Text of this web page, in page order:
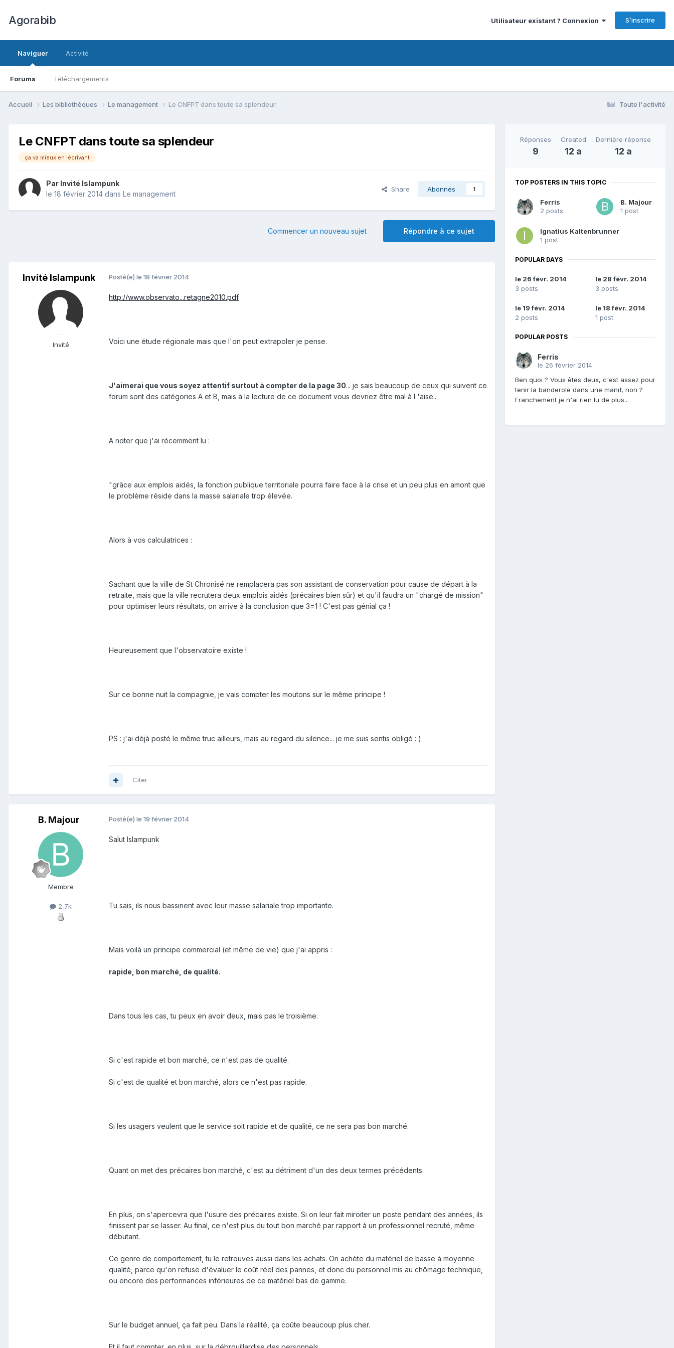
Agorabib Utilisateur existant ? Connexion S’inscrire
Naviguer
Forums Téléchargements
Activité
Toute l'activité
Accueil Les bibliothèques Le management Le CNFPT dans toute sa splendeur
Le CNFPT dans toute sa splendeur
ça va mieux en lécrivant
Par Invité Islampunk
le 18 février 2014 dans Le management
Share Abonnés 1
Répondre à ce sujet
Commencer un nouveau sujet
Invité Islampunk
Invité
Posté(e) le 18 février 2014
http://www.observato...retagne2010.pdf
Voici une étude régionale mais que l'on peut extrapoler je pense.
J'aimerai que vous soyez attentif surtout à compter de la page 30... je sais beaucoup de ceux qui suivent ce
forum sont des catégories A et B, mais à la lecture de ce document vous devriez être mal à l 'aise...
A noter que j'ai récemment lu :
"grâce aux emplois aidés, la fonction publique territoriale pourra faire face à la crise et un peu plus en amont que
le problème réside dans la masse salariale trop élevée.
Alors à vos calculatrices :
Sachant que la ville de St Chronisé ne remplacera pas son assistant de conservation pour cause de départ à la
retraite, mais que la ville recrutera deux emplois aidés (précaires bien sûr) et qu'il faudra un "chargé de mission"
pour optimiser leurs résultats, on arrive à la conclusion que 3=1 ! C'est pas génial ça !
Heureusement que l'observatoire existe !
Sur ce bonne nuit la compagnie, je vais compter les moutons sur le même principe !
PS : j'ai déjà posté le même truc ailleurs, mais au regard du silence... je me suis sentis obligé : )
Citer
B. Majour
Membre
2,7k
Posté(e) le 19 février 2014
Salut Islampunk
Tu sais, ils nous bassinent avec leur masse salariale trop importante.
Mais voilà un principe commercial (et même de vie) que j'ai appris :
rapide, bon marché, de qualité.
Dans tous les cas, tu peux en avoir deux, mais pas le troisième.
Si c'est rapide et bon marché, ce n'est pas de qualité.
Si c'est de qualité et bon marché, alors ce n'est pas rapide.
Si les usagers veulent que le service soit rapide et de qualité, ce ne sera pas bon marché.
Quant on met des précaires bon marché, c'est au détriment d'un des deux termes précédents.
En plus, on s'apercevra que l'usure des précaires existe. Si on leur fait miroiter un poste pendant des années, ils
finissent par se lasser. Au final, ce n'est plus du tout bon marché par rapport à un professionnel recruté, même
débutant.
Ce genre de comportement, tu le retrouves aussi dans les achats. On achète du matériel de basse à moyenne
qualité, parce qu'on refuse d'évaluer le coût réel des pannes, et donc du personnel mis au chômage technique,
ou encore des performances inférieures de ce matériel bas de gamme.
Sur le budget annuel, ça fait peu. Dans la réalité, ça coûte beaucoup plus cher.
Réponses
9
Created
12 a
Dernière réponse
12 a
TOP POSTERS IN THIS TOPIC
Ferris
2 posts
B. Majour
1 post
Ignatius Kaltenbrunner
1 post
POPULAR DAYS
le 26 févr. 2014
3 posts
le 28 févr. 2014
3 posts
le 19 févr. 2014
2 posts
le 18 févr. 2014
1 post
POPULAR POSTS
Ferris
le 26 février 2014
Ben quoi ? Vous êtes deux, c'est assez pour
tenir la banderole dans une manif, non ?
Franchement je n'ai rien lu de plus...